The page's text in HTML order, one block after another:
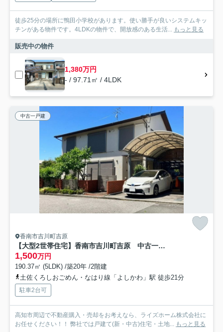
徒歩25分の場所に鴨田小学校があります。使い勝手が良いシステムキッ
チンがある物件です。4LDKの物件で、開放感のある生活... もっと見る
販売中の物件
1,380万円
- / 97.71㎡ / 4LDK
中古一戸建
香南市吉川町吉原
【大型2世帯住宅】香南市吉川町吉原 中古一戸建て
1,500万円
190.37㎡ (5LDK) /築20年 /2階建
土佐くろしおごめん・なはり線「よしかわ」駅 徒歩21分
駐車2台可
高知市周辺で不動産購入・売却をお考えなら、ライズホーム株式会社に
お任せください！！ 弊社では戸建て(新・中古)住宅・土地... もっと見る